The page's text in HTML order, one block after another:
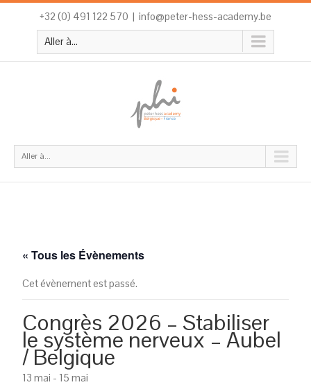
+32 (0) 491 122 570 | info@peter-hess-academy.be
Aller à...
Aller à...
« Tous les Évènements
Cet évènement est passé.
Congrès 2026 – Stabiliser
le système nerveux – Aubel
/ Belgique
13 mai - 15 mai